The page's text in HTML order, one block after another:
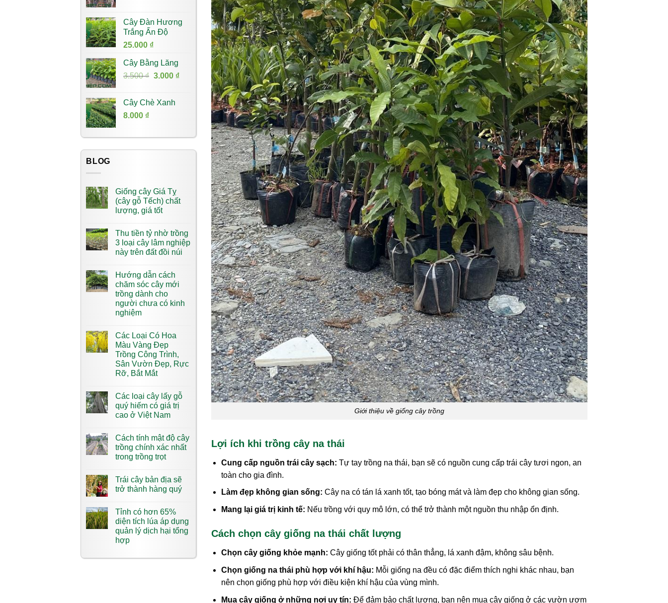
Cây Đàn Hương
Trắng Ấn Độ
25.000 ₫
Cây Bằng Lăng
3.500₫ Giá
3.500 ₫.
3.000 ₫Giá
Cây Chè Xanh
8.000 ₫
BLOG
Giống cây Giá Tỵ
(cây gỗ Tếch) chất
lượng, giá tốt
Thu tiền tỷ nhờ trồng
3 loại cây lâm nghiệp
này trên đất đồi núi
Hướng dẫn cách
chăm sóc cây mới
trồng dành cho
người chưa có kinh
nghiệm
Các Loại Có Hoa
Màu Vàng​ Đẹp
Trồng Công Trình,
Sân Vườn Đẹp, Rực
Rỡ, Bắt Mắt
Các loại cây lấy gỗ
quý hiếm có giá trị
cao ở Việt Nam
Cách tính mật độ cây
trồng chính xác nhất
trong trồng trọt
Trái cây bản địa sẽ
trở thành hàng quý
Tỉnh có hơn 65%
diện tích lúa áp dụng
quản lý dịch hại tổng
hợp
Giới thiệu về giống cây trồng
Lợi ích khi trồng cây na thái
Cung cấp nguồn trái cây sạch: Tự tay trồng na thái, bạn sẽ có nguồn cung cấp trái cây tươi ngon, an
toàn cho gia đình.
Làm đẹp không gian sống: Cây na có tán lá xanh tốt, tạo bóng mát và làm đẹp cho không gian sống.
Mang lại giá trị kinh tế: Nếu trồng với quy mô lớn, có thể trở thành một nguồn thu nhập ổn định.
Cách chọn cây giống na thái chất lượng
Chọn cây giống khỏe mạnh: Cây giống tốt phải có thân thẳng, lá xanh đậm, không sâu bệnh.
Chọn giống na thái phù hợp với khí hậu: Mỗi giống na đều có đặc điểm thích nghi khác nhau, bạn
nên chọn giống phù hợp với điều kiện khí hậu của vùng mình.
Mua cây giống ở những nơi uy tín: Để đảm bảo chất lượng, bạn nên mua cây giống ở các vườn ươm